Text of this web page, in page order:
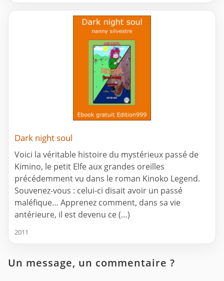
Dark night soul
Voici la véritable histoire du mystérieux passé de
Kimino, le petit Elfe aux grandes oreilles
précédemment vu dans le roman Kinoko Legend.
Souvenez-vous : celui-ci disait avoir un passé
maléfique… Apprenez comment, dans sa vie
antérieure, il est devenu ce (…)
2011
Un message, un commentaire ?